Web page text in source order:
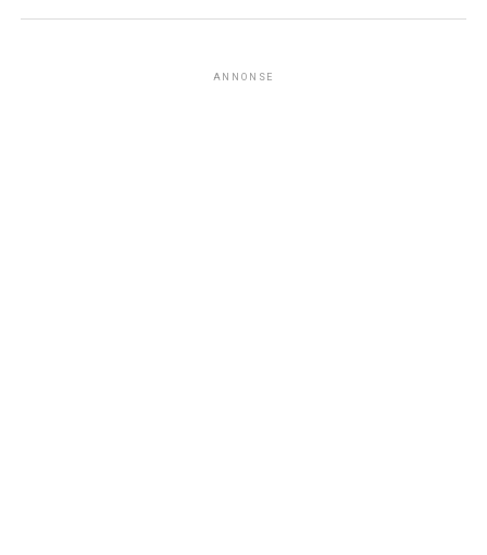
ANNONSE